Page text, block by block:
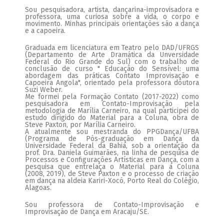
Sou pesquisadora, artista, dançarina-improvisadora e
professora, uma curiosa sobre a vida, o corpo e
movimento. Minhas principais orientações são a dança
e a capoeira.
Graduada em licenciatura em Teatro pelo DAD/UFRGS
(Departamento de Arte Dramática da Unversidade
Federal do Rio Grande do Sul) com o trabalho de
conclusão de curso " Educação do Sensível: uma
abordagem das práticas Contato Improvisação e
Capoeira Angola", orientado pela professora doutora
Suzi Weber.
Me formei pela Formação Contato (2017-2022) como
pesquisadora em Contato-Improvisação pela
metodologia de Marília Carneiro, na qual participei do
estudo dirigido do Material para a Coluna, obra de
Steve Paxton, por Marília Carneiro.
A atualmente sou mestranda do PPGDança/UFBA
(Programa de Pós-graduação em Dança da
Universidade Federal da Bahia, sob a orientação da
prof. Dra. Daniela Guimarães, na linha de pesquisa de
Processos e Configurações Artísticas em Dança, com a
pesquisa que entrelaça o Material para a Coluna
(2008, 2019), de Steve Paxton e o processo de criação
em dança na aldeia Kariri-Xocó, Porto Real do Colégio,
Alagoas.
Sou professora de Contato-Improvisação e
Improvisação de Dança em Aracaju/SE.